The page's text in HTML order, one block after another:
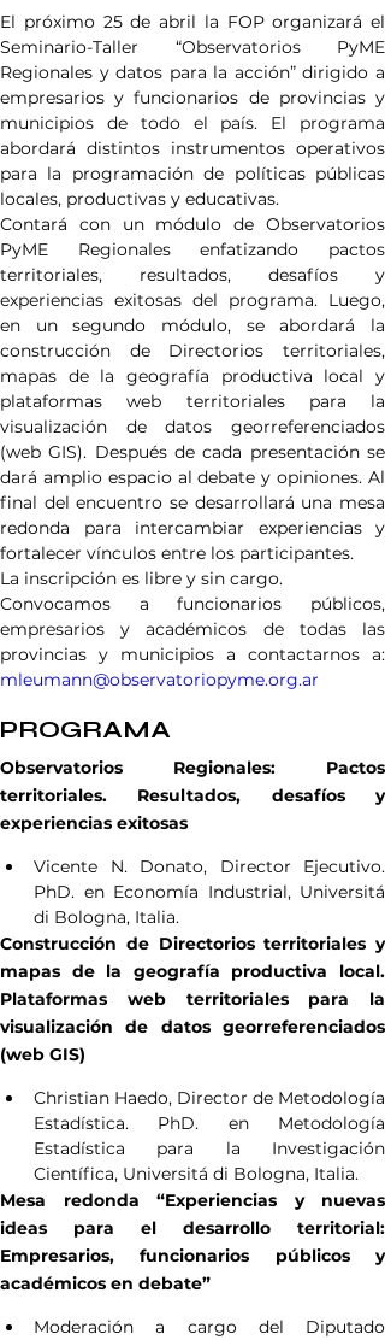
El próximo 25 de abril la FOP organizará el
Seminario-Taller “Observatorios PyME
Regionales y datos para la acción” dirigido a
empresarios y funcionarios de provincias y
municipios de todo el país. El programa
abordará distintos instrumentos operativos
para la programación de políticas públicas
locales, productivas y educativas.
Contará con un módulo de Observatorios
PyME Regionales enfatizando pactos
territoriales, resultados, desafíos y
experiencias exitosas del programa. Luego,
en un segundo módulo, se abordará la
construcción de Directorios territoriales,
mapas de la geografía productiva local y
plataformas web territoriales para la
visualización de datos georreferenciados
(web GIS). Después de cada presentación se
dará amplio espacio al debate y opiniones. Al
final del encuentro se desarrollará una mesa
redonda para intercambiar experiencias y
fortalecer vínculos entre los participantes.
La inscripción es libre y sin cargo.
Convocamos a funcionarios públicos,
empresarios y académicos de todas las
mleumann@observatoriopyme.org.ar
PROGRAMA
Observatorios Regionales: Pactos
territoriales. Resultados, desafíos y
experiencias exitosas
Vicente N. Donato, Director Ejecutivo.
PhD. en Economía Industrial, Universitá
di Bologna, Italia.
Construcción de Directorios territoriales y
mapas de la geografía productiva local.
Plataformas web territoriales para la
visualización de datos georreferenciados
(web GIS)
Christian Haedo, Director de Metodología
Estadística. PhD. en Metodología
Estadística para la Investigación
Científica, Universitá di Bologna, Italia.
Mesa redonda “Experiencias y nuevas
ideas para el desarrollo territorial:
Empresarios, funcionarios públicos y
académicos en debate”
Moderación a cargo del Diputado